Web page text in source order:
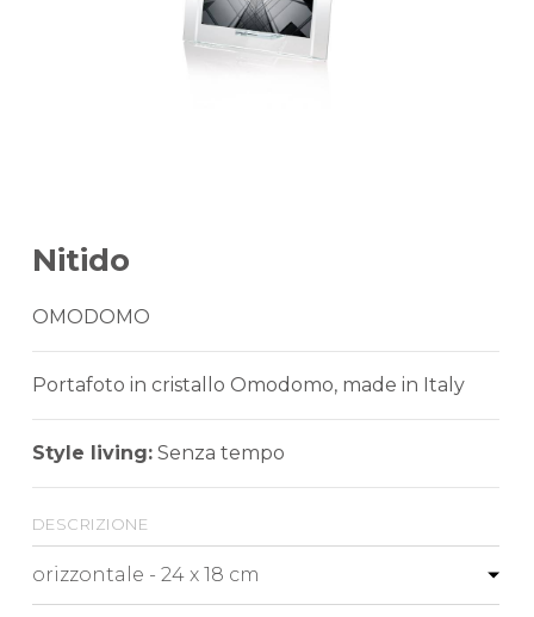
Nitido
OMODOMO
Portafoto in cristallo Omodomo, made in Italy
Style living: Senza tempo
descrizione